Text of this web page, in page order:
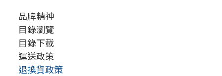
品牌精神
目錄瀏覽
目錄下載
運送政策
退換貨政策